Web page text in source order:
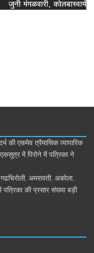
की एकमेव त्रैमासिक व्यापारिक
एकसूत्र में पिरोने में पत्रिका ने
अमरावती, अकोला,
की प्रसार संख्या बड़ी